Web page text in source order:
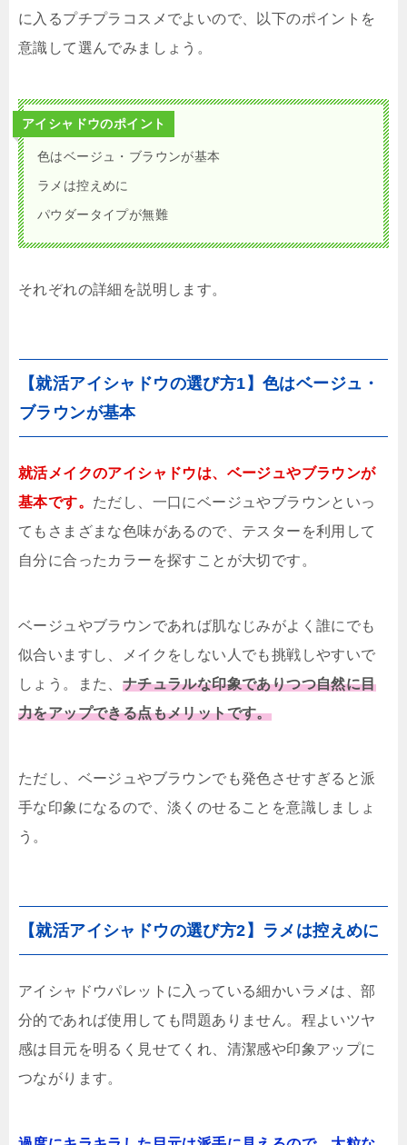
に入るプチプラコスメでよいので、以下のポイントを
意識して選んでみましょう。
アイシャドウのポイント
色はベージュ・ブラウンが基本
ラメは控えめに
パウダータイプが無難
それぞれの詳細を説明します。
【就活アイシャドウの選び方1】色はベージュ・
ブラウンが基本
就活メイクのアイシャドウは、ベージュやブラウンが
基本です。 ただし、一口にベージュやブラウンといっ
てもさまざまな色味があるので、テスターを利用して
自分に合ったカラーを探すことが大切です。
ベージュやブラウンであれば肌なじみがよく誰にでも
似合いますし、メイクをしない人でも挑戦しやすいで
しょう。また、 ナチュラルな印象でありつつ自然に目
力をアップできる点もメリットです。
ただし、ベージュやブラウンでも発色させすぎると派
手な印象になるので、淡くのせることを意識しましょ
う。
【就活アイシャドウの選び方2】ラメは控えめに
アイシャドウパレットに入っている細かいラメは、部
分的であれば使用しても問題ありません。程よいツヤ
感は目元を明るく見せてくれ、清潔感や印象アップに
つながります。